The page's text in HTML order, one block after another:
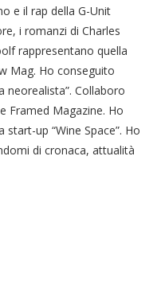
e il rap della G-Unit
i romanzi di Charles
rappresentano quella
Mag. Ho conseguito
neorealista”. Collaboro
Framed Magazine. Ho
up “Wine Space”. Ho
di cronaca, attualità